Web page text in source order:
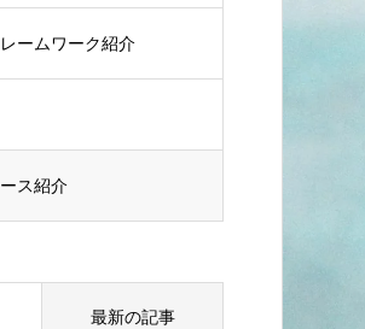
ームワーク紹介
ス紹介
最新の記事